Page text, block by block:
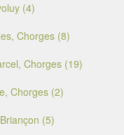
(4)
Chorges (8)
Chorges (19)
Chorges (2)
(5)